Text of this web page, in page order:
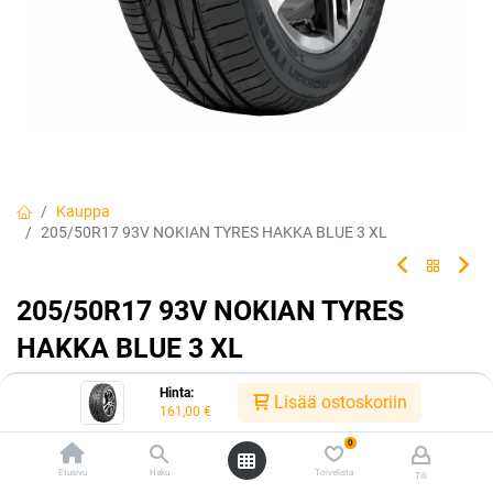
Hinta:
161,00 € Lisää ostoskoriin
Etusivu Haku
0
Toivelista Tili
Kauppa
205/50R17 93V NOKIAN TYRES HAKKA BLUE 3 XL
205/50R17 93V NOKIAN TYRES
HAKKA BLUE 3 XL
Hyvä märkäpito. Hakka Blue 3 tarjoaa turvallisuutta ja
ajomukavuutta tilanteisiin, joissa niitä eniten tarvitaan.
6419440490755 Tuotekoodi:224133
Tällä tuotteella ei ole kelvollista yhdistelmää.